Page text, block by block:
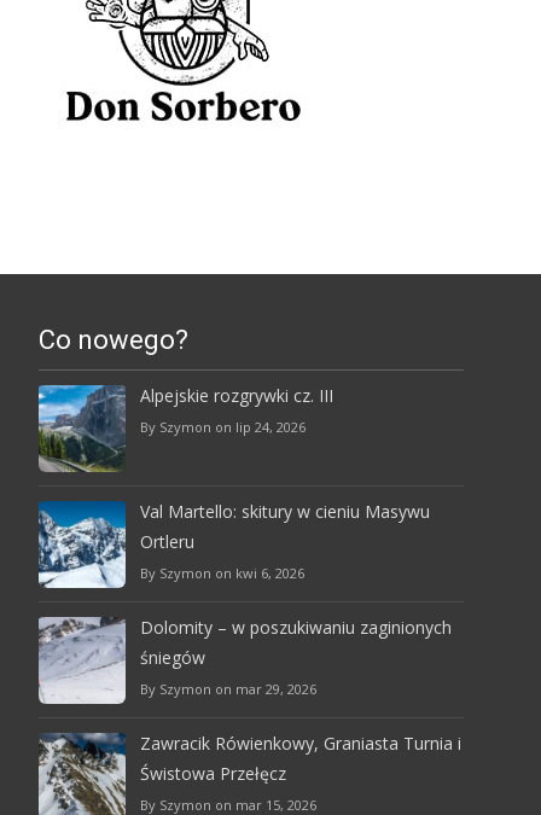
Co nowego?
Alpejskie rozgrywki cz. III
By Szymon on lip 24, 2026
Val Martello: skitury w cieniu Masywu
Ortleru
By Szymon on kwi 6, 2026
Dolomity – w poszukiwaniu zaginionych
śniegów
By Szymon on mar 29, 2026
Zawracik Rówienkowy, Graniasta Turnia i
Świstowa Przełęcz
By Szymon on mar 15, 2026